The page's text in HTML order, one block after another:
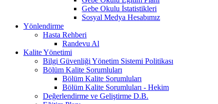
Gebe Okulu İstatistikleri
Sosyal Medya Hesabımız
Yönlendirme
Hasta Rehberi
Randevu Al
Kalite Yönetimi
Bilgi Güvenliği Yönetim Sistemi Politikası
Bölüm Kalite Sorumluları
Bölüm Kalite Sorumluları
Bölüm Kalite Sorumluları - Hekim
Değerlendirme ve Geliştirme D.B.